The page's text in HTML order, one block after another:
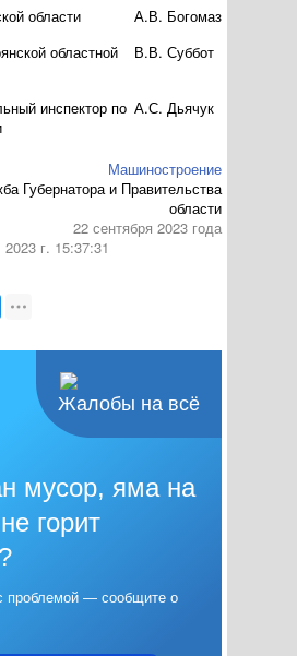
области
А.В. Богомаз
областной
В.В. Суббот
инспектор по А.С. Дьячук
Машиностроение
Губернатора и Правительства
области
22 сентября 2023 года
г. 15:37:31
Жалобы на всё
мусор, яма на
горит
проблемой — сообщите о